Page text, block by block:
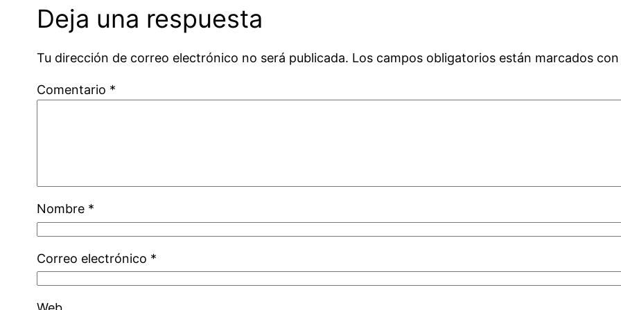
Deja una respuesta
Tu dirección de correo electrónico no será publicada. Los campos obligatorios están marcados
Comentario *
Nombre *
Correo electrónico *